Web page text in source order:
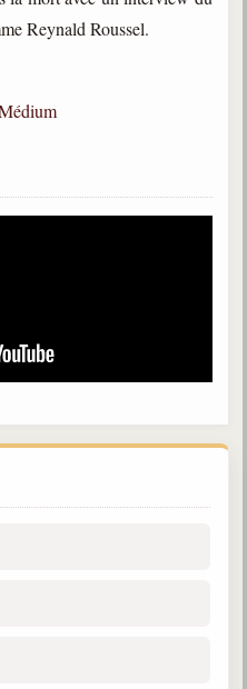
Reynald Roussel.